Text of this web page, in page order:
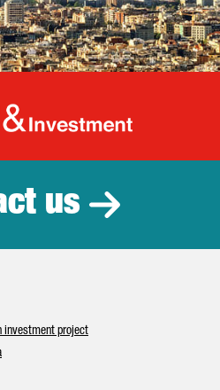
Catalonia
us
investment project